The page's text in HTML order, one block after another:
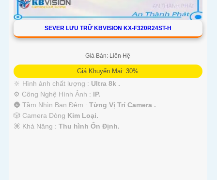
SEVER LƯU TRỮ KBVISION KX-F320R24ST-H
Giá Bán: Liên Hệ
Giá Khuyến Mại: 30%
🔆 Hình ảnh chất lượng : Ultra 8k .
⚙ Công Nghệ Hình Ảnh : IP.
🌚 Tầm Nhìn Ban Đêm : Từng Vị Trí Camera .
🎲 Camera Dòng Kim Loại.
️⌘ Khả Năng : Thu hình Ổn Định.